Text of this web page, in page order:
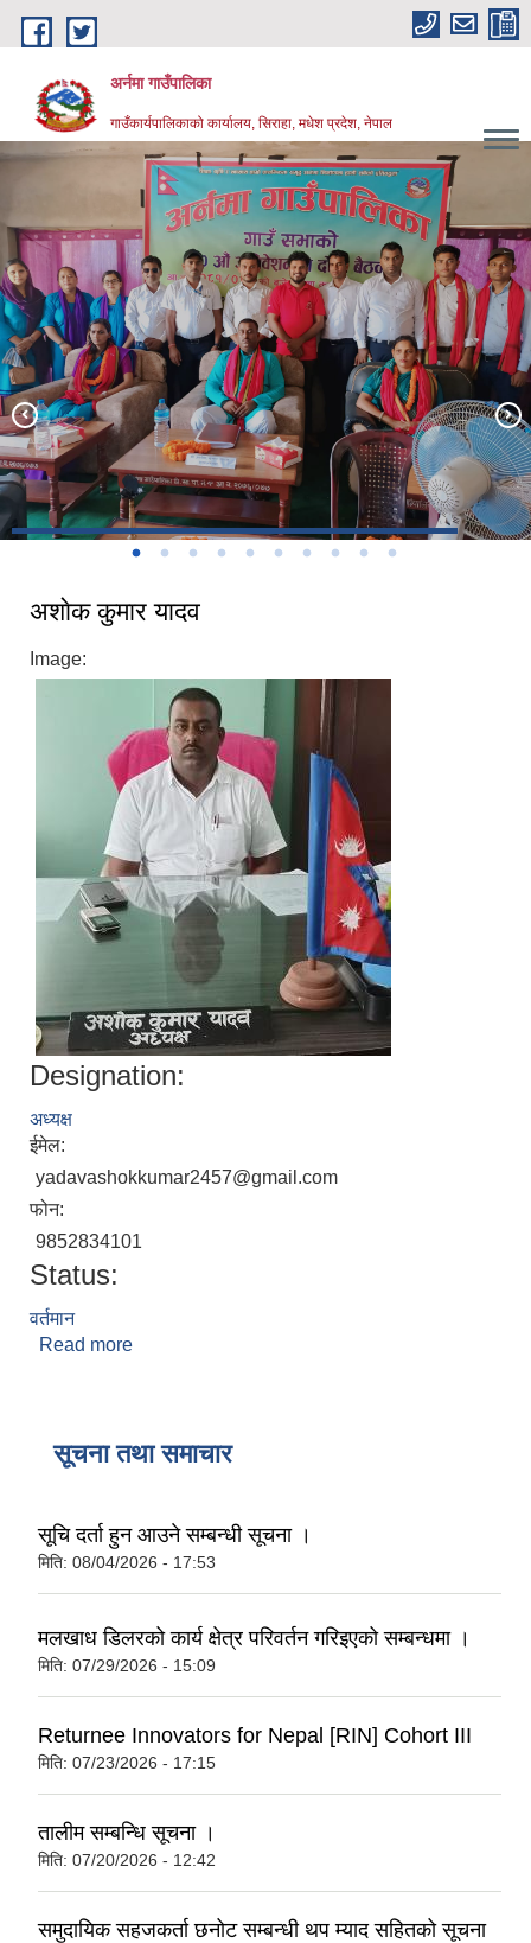
Skip to main content
अर्नमा गाउँपालिका
गाउँकार्यपालिकाको कार्यालय, सिराहा, मधेश प्रदेश, नेपाल
अशाेक कुमार यादव
Image:
Designation:
अध्यक्ष
ईमेल:
yadavashokkumar2457@gmail.com
फोन:
9852834101
Status:
वर्तमान
Read more
सूचना तथा समाचार
सूचि दर्ता हुन आउने सम्बन्धी सूचना ।
मिति: 08/04/2026 - 17:53
मलखाध डिलरको कार्य क्षेत्र परिवर्तन गरिइएको सम्बन्धमा ।
मिति: 07/29/2026 - 15:09
Returnee Innovators for Nepal [RIN] Cohort III
मिति: 07/23/2026 - 17:15
तालीम सम्बन्धि सूचना ।
मिति: 07/20/2026 - 12:42
समुदायिक सहजकर्ता छनोट सम्बन्धी थप म्याद सहितको सूचना